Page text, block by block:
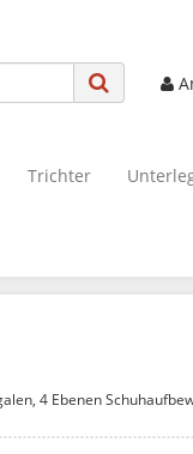
Trichter
4 Ebenen